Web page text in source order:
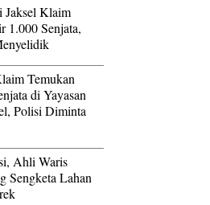
Jaksel Klaim
1.000 Senjata,
Temukan
di Yayasan
Polisi Diminta
Ahli Waris
Sengketa Lahan